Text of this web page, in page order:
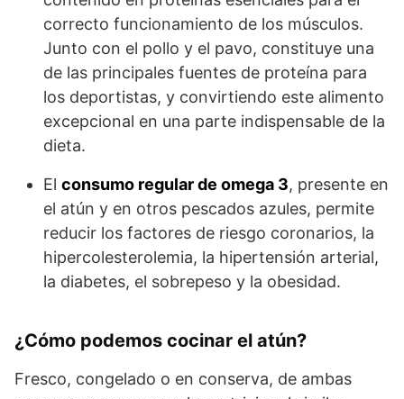
correcto funcionamiento de los músculos.
Junto con el pollo y el pavo, constituye una
de las principales fuentes de proteína para
los deportistas, y convirtiendo este alimento
excepcional en una parte indispensable de la
dieta.
El consumo regular de omega 3, presente en
el atún y en otros pescados azules, permite
reducir los factores de riesgo coronarios, la
hipercolesterolemia, la hipertensión arterial,
la diabetes, el sobrepeso y la obesidad.
¿Cómo podemos cocinar el atún?
Fresco, congelado o en conserva, de ambas